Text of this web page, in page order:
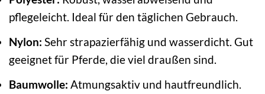
pflegeleicht. Ideal für den täglichen Gebrauch.
Nylon: Sehr strapazierfähig und wasserdicht. Gut
geeignet für Pferde, die viel draußen sind.
Baumwolle: Atmungsaktiv und hautfreundlich.